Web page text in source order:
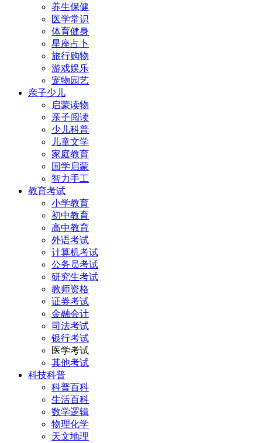
养生保健
医学常识
体育健身
星座占卜
旅行购物
游戏娱乐
宠物园艺
亲子少儿
启蒙读物
亲子阅读
少儿科普
儿童文学
家庭教育
国学启蒙
智力手工
教育考试
小学教育
初中教育
高中教育
外语考试
计算机考试
公务员考试
研究生考试
教师资格
证券考试
金融会计
司法考试
银行考试
医学考试
其他考试
科技科普
科普百科
生活百科
数学逻辑
物理化学
天文地理